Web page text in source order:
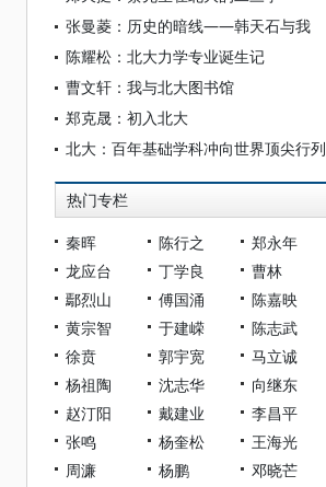
张曼菱：历史的暗线——韩天石与我
陈耀松：北大力学专业诞生记
曹文轩：我与北大图书馆
郑克晟：初入北大
北大：百年基础学科冲向世界顶尖行列
热门专栏
秦晖 陈行之
郑永年
龙应台
丁学良
曹林
鄢烈山
傅国涌
陈嘉映
黄宗智
于建嵘
陈志武
徐贲
郭宇宽
马立诚
杨祖陶
沈志华
向继东
赵汀阳
戴建业
李昌平
张鸣
杨奎松
王海光
周濂
杨鹏
邓晓芒